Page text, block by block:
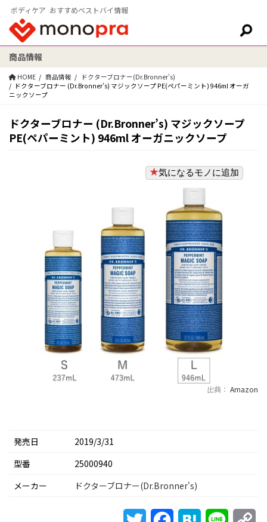
ボディケア おすすめベストバイ情報
検索:
商品情報
HOME 商品情報
ドクターブロナー(Dr.Bronner's)
ドクターブロナー (Dr.Bronner’s) マジックソープ PE(ペパーミント) 946ml オーガ
ニックソープ
ドクターブロナー (Dr.Bronner’s) マジックソープ
PE(ペパーミント) 946ml オーガニックソープ
気になるモノに追加
出典： Amazon
発売日
2019/3/31
型番
25000940
メーカー
ドクターブロナー(Dr.Bronner's)